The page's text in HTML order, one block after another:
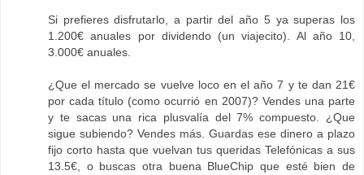
Si prefieres disfrutarlo, a partir del año 5 ya superas los
1.200€ anuales por dividendo (un viajecito). Al año 10,
3.000€ anuales.
¿Que el mercado se vuelve loco en el año 7 y te dan 21€
por cada título (como ocurrió en 2007)? Vendes una parte
y te sacas una rica plusvalía del 7% compuesto. ¿Que
sigue subiendo? Vendes más. Guardas ese dinero a plazo
fijo corto hasta que vuelvan tus queridas Telefónicas a sus
13.5€, o buscas otra buena BlueChip que esté bien de